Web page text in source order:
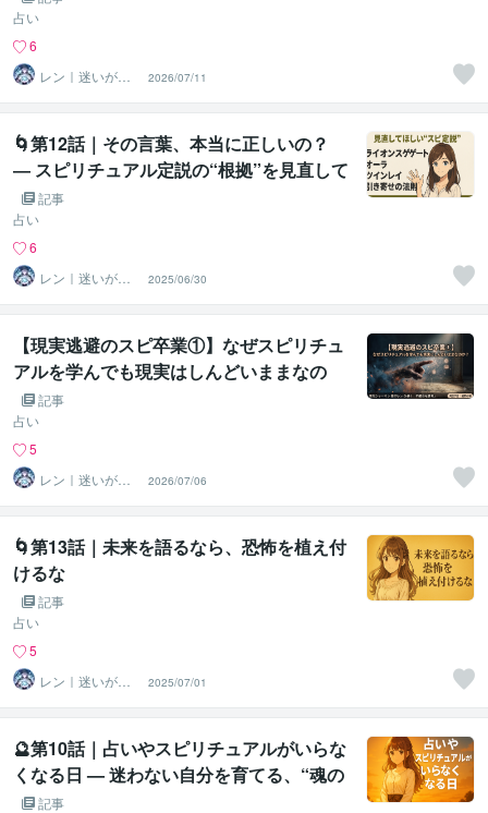
占い
6
レン｜迷いが自
信に変わる魂の
守護霊鑑定
2026/07/11
🌀第12話｜その言葉、本当に正しいの？
― スピリチュアル定説の“根拠”を見直して
みよう
記事
占い
6
レン｜迷いが自
信に変わる魂の
守護霊鑑定
2025/06/30
【現実逃避のスピ卒業①】なぜスピリチュ
アルを学んでも現実はしんどいままなの
か？記事
占い
5
レン｜迷いが自
信に変わる魂の
守護霊鑑定
2026/07/06
🌀第13話｜未来を語るなら、恐怖を植え付
けるな
記事
占い
5
レン｜迷いが自
信に変わる魂の
守護霊鑑定
2025/07/01
🔮第10話｜占いやスピリチュアルがいらな
くなる日 — 迷わない自分を育てる、“魂の
主導権”を取り戻す
記事